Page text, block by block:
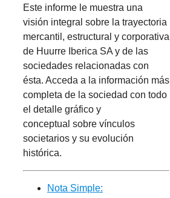
Este informe le muestra una
visión integral sobre la trayectoria
mercantil, estructural y corporativa
de Huurre Iberica SA y de las
sociedades relacionadas con
ésta. Acceda a la información más
completa de la sociedad con todo
el detalle gráfico y
conceptual sobre vínculos
societarios y su evolución
histórica.
Nota Simple: